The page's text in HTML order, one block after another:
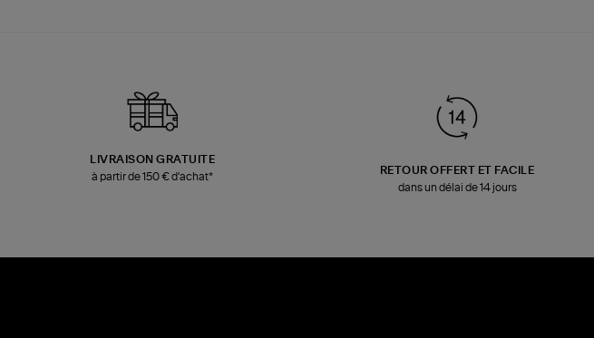
LIVRAISON GRATUITE
à partir de 150 € d'achat*
RETOUR OFFERT ET FACILE
dans un délai de 14 jours